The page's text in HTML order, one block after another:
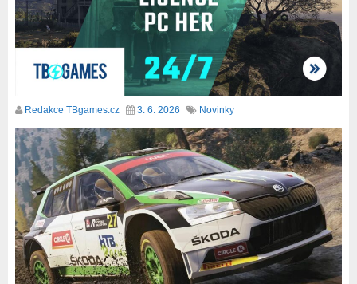
Redakce TBgames.cz 3. 6. 2026 Novinky